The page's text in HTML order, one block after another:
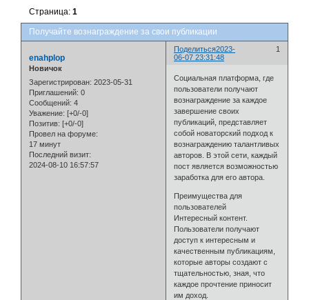
Получайте вознаграждение за свои публикации
Страница:1
Поделиться 1
2023-
06-07 23:31:48
enahplop
Новичок
Зарегистрирован: 2023-05-31
Приглашений: 0
Сообщений: 4
Уважение: [+0/-0]
Позитив: [+0/-0]
Провел на форуме:
17 минут
Последний визит:
2024-08-10 16:57:57
Социальная платформа, где
пользователи получают
вознаграждение за каждое
завершение своих
публикаций, представляет
собой новаторский подход к
вознаграждению талантливых
авторов. В этой сети, каждый
пост является возможностью
заработка для его автора.
Преимущества для
пользователей
Интересный контент.
Пользователи получают
доступ к интересным и
качественным публикациям,
которые авторы создают с
тщательностью, зная, что
каждое прочтение приносит
им доход.